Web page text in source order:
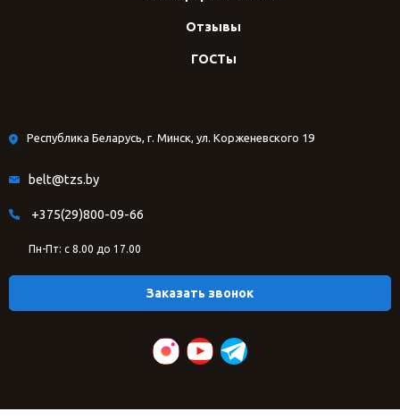
Отзывы
ГОСТы
Республика Беларусь, г. Минск, ул. Корженевского 19
belt@tzs.by
+375(29)800-09-66
Пн-Пт: с 8.00 до 17.00
Заказать звонок